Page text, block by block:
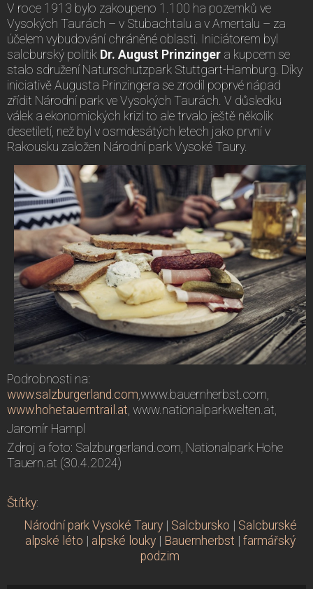
V roce 1913 bylo zakoupeno 1.100 ha pozemků ve
Vysokých Taurách – v Stubachtalu a v Amertalu – za
účelem vybudování chráněné oblasti. Iniciátorem byl
salcburský politik Dr. August Prinzinger a kupcem se
stalo sdružení Naturschutzpark Stuttgart-Hamburg. Díky
iniciativě Augusta Prinzingera se zrodil poprvé nápad
zřídit Národní park ve Vysokých Taurách. V důsledku
válek a ekonomických krizí to ale trvalo ještě několik
desetiletí, než byl v osmdesátých letech jako první v
Rakousku založen Národní park Vysoké Taury.
Podrobnosti na:
www.salzburgerland.com ,www.bauernherbst.com,
www.hohetauerntrail.at , www.nationalparkwelten.at,
Jaromír Hampl
Zdroj a foto: Salzburgerland.com, Nationalpark Hohe
Tauern.at (30.4.2024)
Štítky:
Národní park Vysoké Taury | Salcbursko | Salcburské
alpské léto | alpské louky | Bauernherbst | farmářský
podzim